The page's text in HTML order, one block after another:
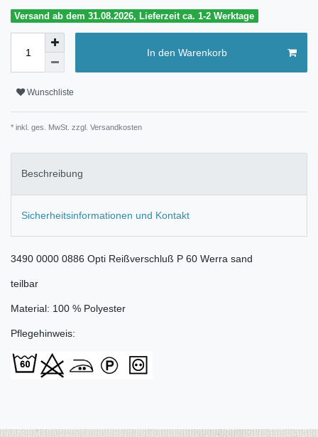
Versand ab dem 31.08.2026, Lieferzeit ca. 1-2 Werktage
In den Warenkorb
Wunschliste
* inkl. ges. MwSt. zzgl. Versandkosten
Beschreibung
Sicherheitsinformationen und Kontakt
3490 0000 0886 Opti Reißverschluß P 60 Werra sand
teilbar
Material: 100 % Polyester
Pflegehinweis: